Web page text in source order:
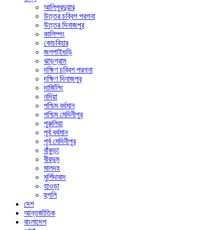
আলিপুরদুয়ার
উত্তর চব্বিশ পরগনা
উত্তর দিনাজপুর
কালিম্পং
কোচবিহার
জলপাইগুড়ি
ঝাড়গ্রাম
দক্ষিণ চব্বিশ পরগনা
দক্ষিণ দিনাজপুর
দার্জিলিং
নদিয়া
পশ্চিম বর্ধমান
পশ্চিম মেদিনীপুর
পুরুলিয়া
পূর্ব বর্ধমান
পূর্ব মেদিনীপুর
বাঁকুড়া
বীরভূম
মালদহ
মুর্শিদাবাদ
হাওড়া
হুগলি
দেশ
আন্তর্জাতিক
বাংলাদেশ